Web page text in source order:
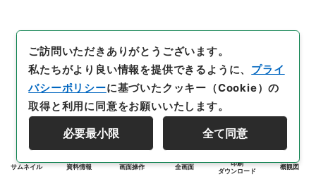
サムネイル 資料情報 画面操作 全画面
印刷
ダウンロード
概観図
ご訪問いただきありがとうございます。
私たちがより良い情報を提供できるように、 プライ
バシーポリシーに基づいたクッキー（Cookie）の
取得と利用に同意をお願いいたします。
必要最小限 全て同意